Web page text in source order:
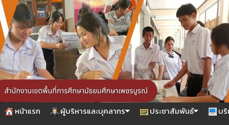
หน้าแรก ผู้บริหารและบุคลากร ประชาสัมพันธ์ บ